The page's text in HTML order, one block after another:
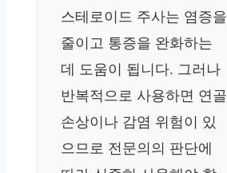
스테로이드 주사는 염증을
줄이고 통증을 완화하는
데 도움이 됩니다. 그러나
반복적으로 사용하면 연골
손상이나 감염 위험이 있
으므로 전문의의 판단에